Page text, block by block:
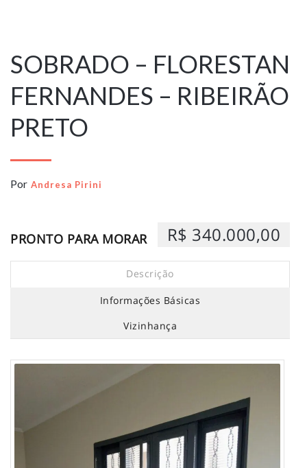
SOBRADO – FLORESTAN
FERNANDES – RIBEIRÃO
PRETO
Por Andresa Pirini
PRONTO PARA MORAR R$ 340.000,00
Descrição
Informações Básicas
Vizinhança